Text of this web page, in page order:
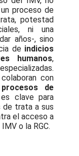
proceso de
potestad
ni una
años-, sino
de indicios
humanos,
con
procesos de
clave para
trata a sus
el acceso a
o la RGC.